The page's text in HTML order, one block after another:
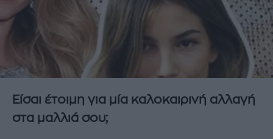
Είσαι έτοιμη για μία καλοκαιρινή αλλαγή
στα μαλλιά σου;